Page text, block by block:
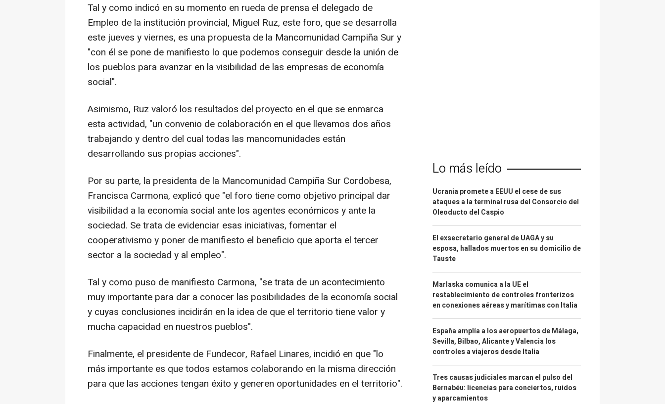
Tal y como indicó en su momento en rueda de prensa el delegado de
Empleo de la institución provincial, Miguel Ruz, este foro, que se desarrolla
este jueves y viernes, es una propuesta de la Mancomunidad Campiña Sur y
"con él se pone de manifiesto lo que podemos conseguir desde la unión de
los pueblos para avanzar en la visibilidad de las empresas de economía
social".
Asimismo, Ruz valoró los resultados del proyecto en el que se enmarca
esta actividad, "un convenio de colaboración en el que llevamos dos años
trabajando y dentro del cual todas las mancomunidades están
desarrollando sus propias acciones".
Por su parte, la presidenta de la Mancomunidad Campiña Sur Cordobesa,
Francisca Carmona, explicó que "el foro tiene como objetivo principal dar
visibilidad a la economía social ante los agentes económicos y ante la
sociedad. Se trata de evidenciar esas iniciativas, fomentar el
cooperativismo y poner de manifiesto el beneficio que aporta el tercer
sector a la sociedad y al empleo".
Tal y como puso de manifiesto Carmona, "se trata de un acontecimiento
muy importante para dar a conocer las posibilidades de la economía social
y cuyas conclusiones incidirán en la idea de que el territorio tiene valor y
mucha capacidad en nuestros pueblos".
Finalmente, el presidente de Fundecor, Rafael Linares, incidió en que "lo
más importante es que todos estamos colaborando en la misma dirección
para que las acciones tengan éxito y generen oportunidades en el territorio".
Lo más leído
Ucrania promete a EEUU el cese de sus
ataques a la terminal rusa del Consorcio del
Oleoducto del Caspio
El exsecretario general de UAGA y su
esposa, hallados muertos en su domicilio de
Tauste
Marlaska comunica a la UE el
restablecimiento de controles fronterizos
en conexiones aéreas y marítimas con Italia
España amplía a los aeropuertos de Málaga,
Sevilla, Bilbao, Alicante y Valencia los
controles a viajeros desde Italia
Tres causas judiciales marcan el pulso del
Bernabéu: licencias para conciertos, ruidos
y aparcamientos